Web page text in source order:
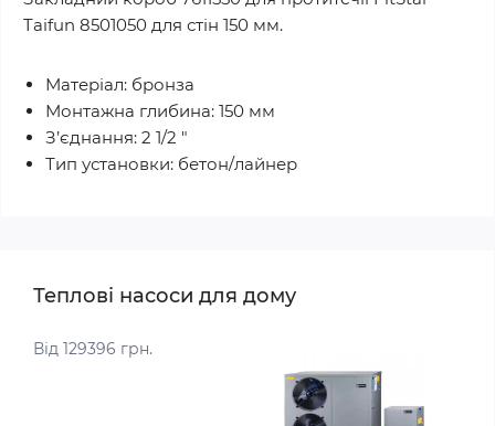
Taifun 8501050 для стін 150 мм.
Матеріал: бронза
Монтажна глибина: 150 мм
З’єднання: 2 1/2 "
Тип установки: бетон/лайнер
Теплові насоси для дому
Від 129396 грн.